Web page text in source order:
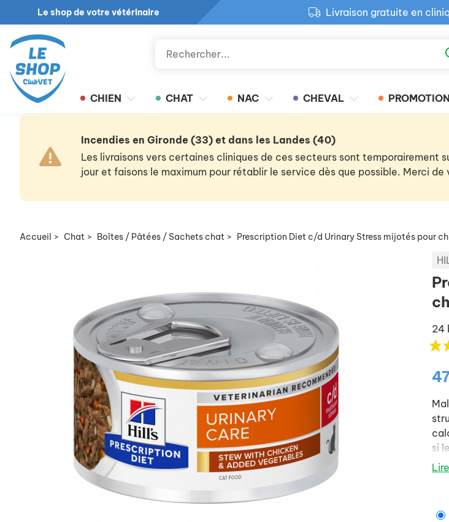
Le shop de votre vétérinaire
Livraison gratuite en
Retour produit gratuit
CHIEN CHAT NAC CHEVAL
Incendies en Gironde (33) et dans les Landes (40)
Les livraisons vers certaines cliniques de ces secteurs sont temporairement
jour et faisons le maximum pour rétablir le service dès que possible. Merci de
Accueil > Chat > Boîtes / Pâtées / Sachets chat > Prescription Diet c/d Urinary Stress mijotés pour
24
si